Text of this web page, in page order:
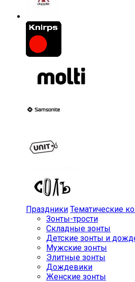
Праздники Тематические
Зонты-трости
Складные зонты
Детские зонты и
Мужские зонты
Элитные зонты
Дождевики
Женские зонты